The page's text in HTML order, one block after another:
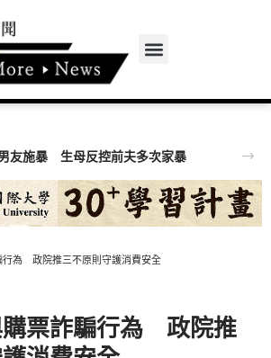
友施暴 生母反控前夫多次家暴
行為 政院推三不原則守護消費安全
購票詐騙行為 政院推